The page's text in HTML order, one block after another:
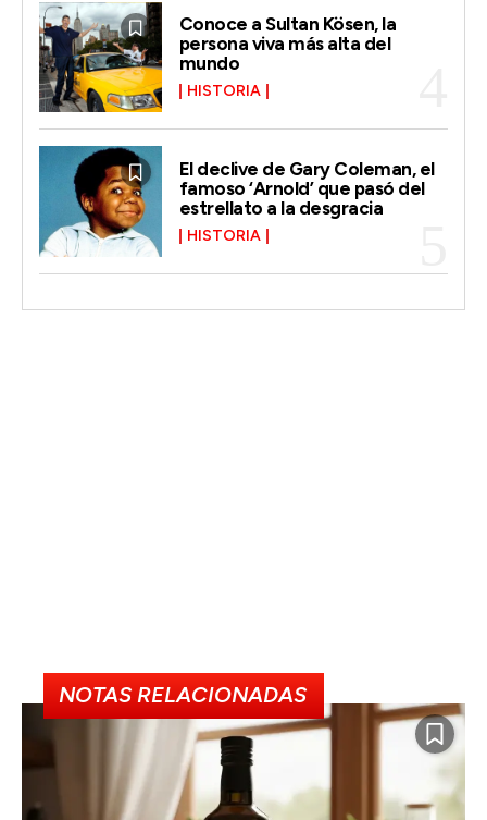
Conoce a Sultan Kösen, la
persona viva más alta del
mundo
HISTORIA
El declive de Gary Coleman, el
famoso ‘Arnold’ que pasó del
estrellato a la desgracia
HISTORIA
NOTAS RELACIONADAS